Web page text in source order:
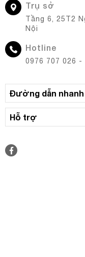
Trụ sở
Tầng 6, 25T2
Nội
Hotline
0976 707 026 -
Đường dẫn nhanh
Hỗ trợ